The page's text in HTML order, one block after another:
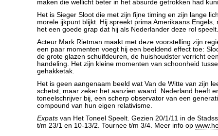
maken die wellicht beter in het absurde getrokken had
Het is Sieger Sloot die met zijn fijne timing en zijn lange
morele ijkpunt blijkt. Hij spreekt prima Amerikaans Engels,
het een goede grap dat hij als Nederlander deze rol speelt.
Acteur Mark Rietman maakt met deze voorstelling zijn
een paar momenten voegt hij een beeldend effect toe:
de grote glazen schuifdeuren, de huishoudster verricht
handeling. Het zijn kleine momenten van schoonheid
gehakketak.
Het is geen aangenaam beeld wat Van de Witte van zijn
schetst, maar zeker het aanzien waard. Nederland heeft
toneelschrijver bij, een scherp observator van een
compound van hun eigen relativisme.
Expats van Het Toneel Speelt. Gezien 20/1/11 in de
t/m 23/1 en 10-13/2. Tournee t/m 3/4. Meer info op